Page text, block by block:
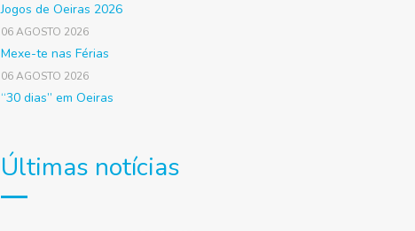
Jogos de Oeiras 2026
06 AGOSTO 2026
Mexe-te nas Férias
06 AGOSTO 2026
“30 dias” em Oeiras
Últimas notícias